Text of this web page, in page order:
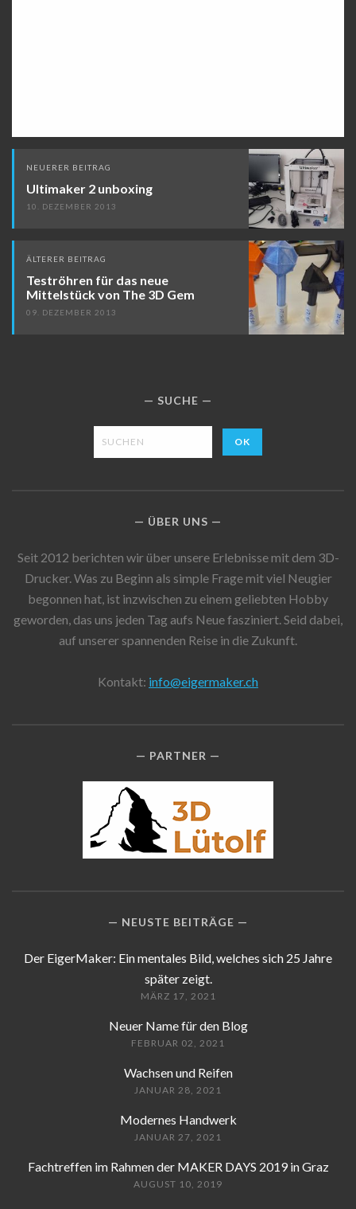
Beitragsnavigation
NEUERER BEITRAG
Ultimaker 2 unboxing
10. DEZEMBER 2013
ÄLTERER BEITRAG
Teströhren für das neue
Mittelstück von The 3D Gem
09. DEZEMBER 2013
SUCHE
ÜBER UNS
Seit 2012 berichten wir über unsere Erlebnisse mit dem 3D-
Drucker. Was zu Beginn als simple Frage mit viel Neugier
begonnen hat, ist inzwischen zu einem geliebten Hobby
geworden, das uns jeden Tag aufs Neue fasziniert. Seid dabei,
auf unserer spannenden Reise in die Zukunft.
Kontakt: info@eigermaker.ch
PARTNER
NEUSTE BEITRÄGE
Der EigerMaker: Ein mentales Bild, welches sich 25 Jahre
später zeigt.
MÄRZ 17, 2021
Neuer Name für den Blog
FEBRUAR 02, 2021
Wachsen und Reifen
JANUAR 28, 2021
Modernes Handwerk
JANUAR 27, 2021
Fachtreffen im Rahmen der MAKER DAYS 2019 in Graz
AUGUST 10, 2019